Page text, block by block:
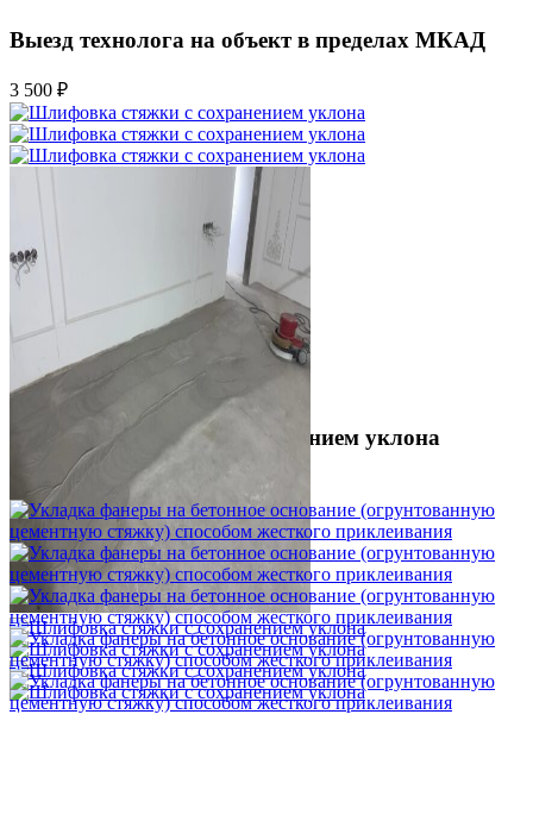
Выезд технолога на объект в пределах МКАД
3 500 ₽
Шлифовка стяжки с сохранением уклона
1 500 ₽